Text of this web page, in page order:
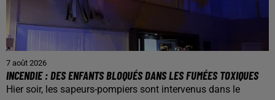
7 août 2026
INCENDIE : DES ENFANTS BLOQUÉS DANS LES FUMÉES TOXIQUES
Hier soir, les sapeurs-pompiers sont intervenus dans le